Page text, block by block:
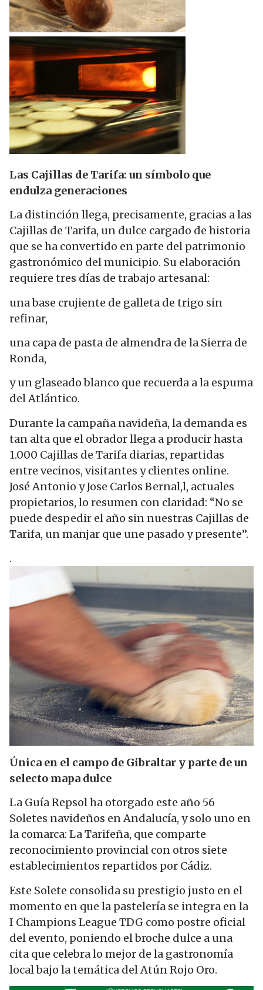
Las Cajillas de Tarifa: un símbolo que
endulza generaciones
La distinción llega, precisamente, gracias a las
Cajillas de Tarifa, un dulce cargado de historia
que se ha convertido en parte del patrimonio
gastronómico del municipio. Su elaboración
requiere tres días de trabajo artesanal:
una base crujiente de galleta de trigo sin
refinar,
una capa de pasta de almendra de la Sierra de
Ronda,
y un glaseado blanco que recuerda a la espuma
del Atlántico.
Durante la campaña navideña, la demanda es
tan alta que el obrador llega a producir hasta
1.000 Cajillas de Tarifa diarias, repartidas
entre vecinos, visitantes y clientes online.
José Antonio y Jose Carlos Bernal,l, actuales
propietarios, lo resumen con claridad: “No se
puede despedir el año sin nuestras Cajillas de
Tarifa, un manjar que une pasado y presente”.
.
Única en el campo de Gibraltar y parte de un
selecto mapa dulce
La Guía Repsol ha otorgado este año 56
Soletes navideños en Andalucía, y solo uno en
la comarca: La Tarifeña, que comparte
reconocimiento provincial con otros siete
establecimientos repartidos por Cádiz.
Este Solete consolida su prestigio justo en el
momento en que la pastelería se integra en la
I Champions League TDG como postre oficial
del evento, poniendo el broche dulce a una
cita que celebra lo mejor de la gastronomía
local bajo la temática del Atún Rojo Oro.